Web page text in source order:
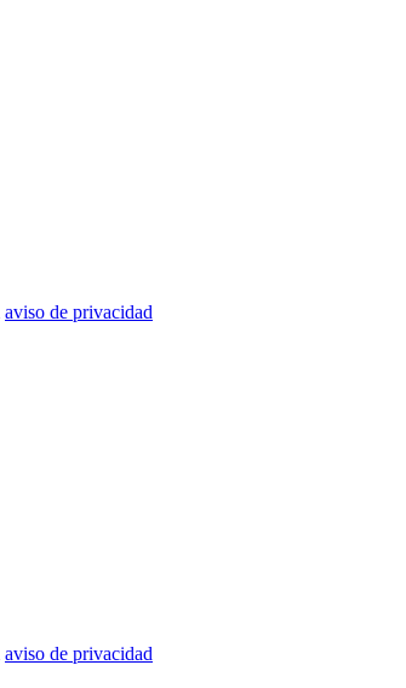
aviso de privacidad
aviso de privacidad